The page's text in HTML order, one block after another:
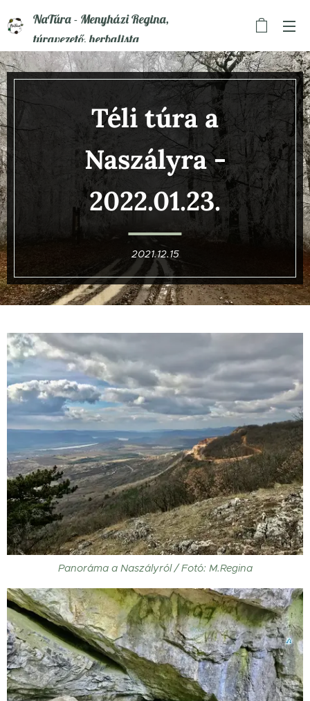
NaTúra - Menyházi Regina,
túravezető, herbalista
Téli túra a
Naszályra -
2022.01.23.
2021.12.15
Panoráma a Naszályról / Fotó: M.Regina